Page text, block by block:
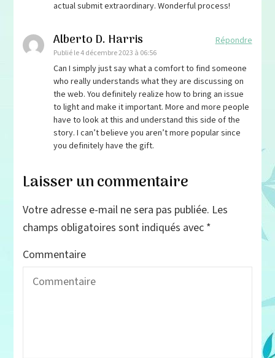
actual submit extraordinary. Wonderful process!
Alberto D. Harris
Publié le4 décembre 2023 à 06:56
Répondre
Can I simply just say what a comfort to find someone
who really understands what they are discussing on
the web. You definitely realize how to bring an issue
to light and make it important. More and more people
have to look at this and understand this side of the
story. I can’t believe you aren’t more popular since
you definitely have the gift.
Laisser un commentaire
Votre adresse e-mail ne sera pas publiée. Les
champs obligatoires sont indiqués avec *
Commentaire